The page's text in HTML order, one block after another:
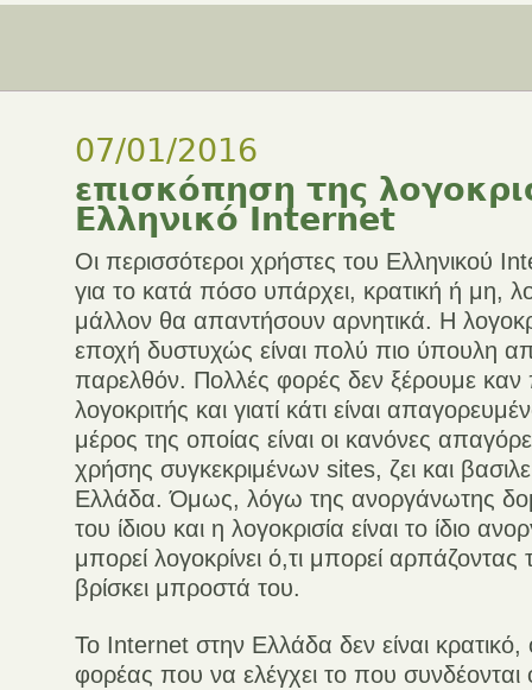
07/01/2016
επισκόπηση της
Ελληνικό Internet
Οι περισσότεροι χρήστες του Ελληνικού
για το κατά πόσο υπάρχει, κρατική ή μη,
μάλλον θα απαντήσουν αρνητικά. Η
εποχή δυστυχώς είναι πολύ πιο ύπουλη
παρελθόν. Πολλές φορές δεν ξέρουμε καν
λογοκριτής και γιατί κάτι είναι
μέρος της οποίας είναι οι κανόνες
χρήσης συγκεκριμένων sites, ζει και
Ελλάδα. Όμως, λόγω της ανοργάνωτης
του ίδιου και η λογοκρισία είναι το ίδιο
μπορεί λογοκρίνει ό,τι μπορεί αρπάζοντας
βρίσκει μπροστά του.
Το Internet στην Ελλάδα δεν είναι κρατικό,
φορέας που να ελέγχει το που συνδέονται